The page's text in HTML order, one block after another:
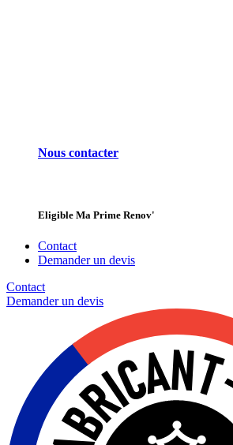
Nous contacter
Eligible Ma Prime Renov'
Contact
Demander un devis
Contact
Demander un devis